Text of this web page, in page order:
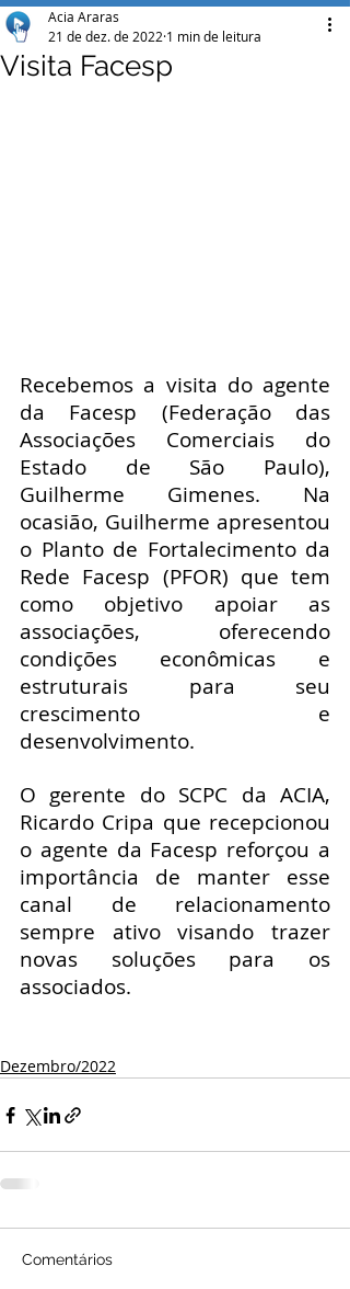
Visita Facesp
Acia Araras
21 de dez. de 2022 1 min de leitura
Recebemos a visita do agente
da Facesp (Federação das
Associações Comerciais do
Estado de São Paulo),
Guilherme Gimenes. Na
ocasião, Guilherme apresentou
o Planto de Fortalecimento da
Rede Facesp (PFOR) que tem
como objetivo apoiar as
associações, oferecendo
condições econômicas e
estruturais para seu
crescimento e
desenvolvimento.
O gerente do SCPC da ACIA,
Ricardo Cripa que recepcionou
o agente da Facesp reforçou a
importância de manter esse
canal de relacionamento
sempre ativo visando trazer
novas soluções para os
associados.
Dezembro/2022
Comentários